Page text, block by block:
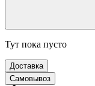
Тут пока пусто
Доставка
Самовывоз